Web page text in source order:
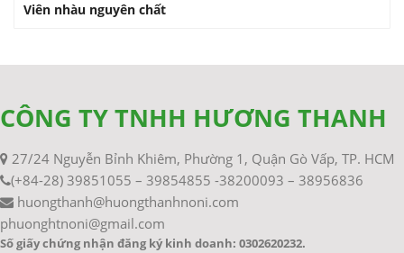
Viên nhàu nguyên chất
CÔNG TY TNHH HƯƠNG THANH
27/24 Nguyễn Bỉnh Khiêm, Phường 1, Quận Gò Vấp, TP. HCM
(+84-28) 39851055 – 39854855 -38200093 – 38956836
huongthanh@huongthanhnoni.com
phuonghtnoni@gmail.com
Số giấy chứng nhận đăng ký kinh doanh: 0302620232.